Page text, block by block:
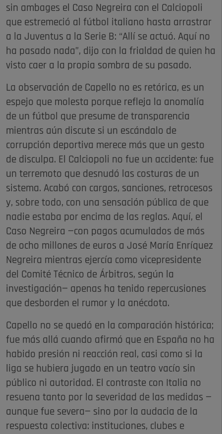
sin ambages el Caso Negreira con el Calciopoli
que estremeció al fútbol italiano hasta arrastrar
a la Juventus a la Serie B: “Allí se actuó. Aquí no
ha pasado nada”, dijo con la frialdad de quien ha
visto caer a la propia sombra de su pasado.
La observación de Capello no es retórica, es un
espejo que molesta porque refleja la anomalía
de un fútbol que presume de transparencia
mientras aún discute si un escándalo de
corrupción deportiva merece más que un gesto
de disculpa. El Calciopoli no fue un accidente: fue
un terremoto que desnudó las costuras de un
sistema. Acabó con cargos, sanciones, retrocesos
y, sobre todo, con una sensación pública de que
nadie estaba por encima de las reglas. Aquí, el
Caso Negreira —con pagos acumulados de más
de ocho millones de euros a José María Enríquez
Negreira mientras ejercía como vicepresidente
del Comité Técnico de Árbitros, según la
investigación— apenas ha tenido repercusiones
que desborden el rumor y la anécdota.
Capello no se quedó en la comparación histórica;
fue más allá cuando afirmó que en España no ha
habido presión ni reacción real, casi como si la
liga se hubiera jugado en un teatro vacío sin
público ni autoridad. El contraste con Italia no
resuena tanto por la severidad de las medidas —
aunque fue severa— sino por la audacia de la
respuesta colectiva: instituciones, clubes e